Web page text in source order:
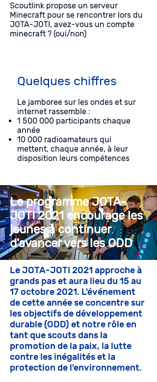
Scoutlink propose un serveur
Minecraft pour se rencontrer lors du
JOTA-JOTI, avez-vous un compte
minecraft ? (oui/non)
Quelques chiffres
Le jamboree sur les ondes et sur
internet rassemble :
1 500 000 participants chaque
année
10 000 radioamateurs qui
mettent, chaque année, à leur
disposition leurs compétences
Le programme JOTA-
JOTI 2021 encourage les
jeunes à continuer
d'avancer vers les ODD
Le JOTA-JOTI 2021 approche à
grands pas et aura lieu du 15 au
17 octobre 2021. L'événement
de cette année se concentre sur
les objectifs de développement
durable (ODD) et notre rôle en
tant que scouts dans la
promotion de la paix, la lutte
contre les inégalités et la
protection de l'environnement.